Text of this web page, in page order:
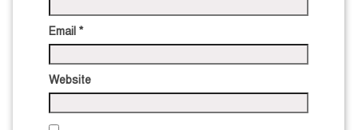
Email *
Website